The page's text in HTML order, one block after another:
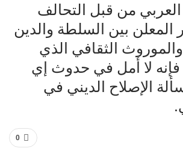
من قبل التحالف
المعلن بين السلطة والدين
الثقافي الذي
فإنه لا أمل في حدوث إي
الإصلاح الديني في
0